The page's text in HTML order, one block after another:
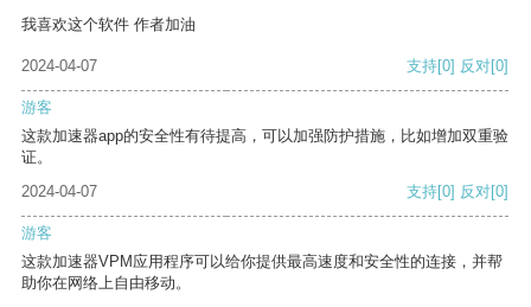
我喜欢这个软件 作者加油
2024-04-07 支持[0] 反对[0]
游客
这款加速器app的安全性有待提高，可以加强防护措施，比如增加双重验
证。
2024-04-07
支持[0] 反对[0]
游客
这款加速器VPM应用程序可以给你提供最高速度和安全性的连接，并帮
助你在网络上自由移动。